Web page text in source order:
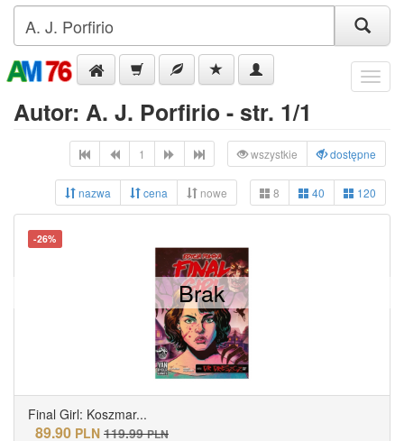
Menu
Autor: A. J. Porfirio - str. 1/1
1 wszystkie dostępne
nazwa cena nowe 8 40 120
-26%
Final Girl: Koszmar...
89.90 PLN 119.99 PLN
Brak